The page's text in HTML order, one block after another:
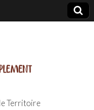
Territoire